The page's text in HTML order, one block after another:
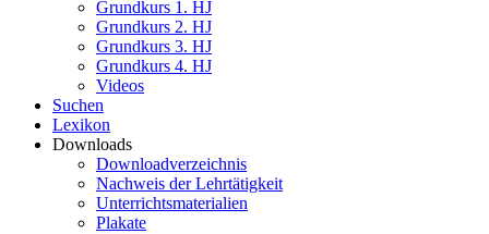
Grundkurs 1. HJ
Grundkurs 2. HJ
Grundkurs 3. HJ
Grundkurs 4. HJ
Videos
Suchen
Lexikon
Downloads
Downloadverzeichnis
Nachweis der Lehrtätigkeit
Unterrichtsmaterialien
Plakate